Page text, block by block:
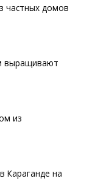
частных домов
выращивают
из
Караганде на